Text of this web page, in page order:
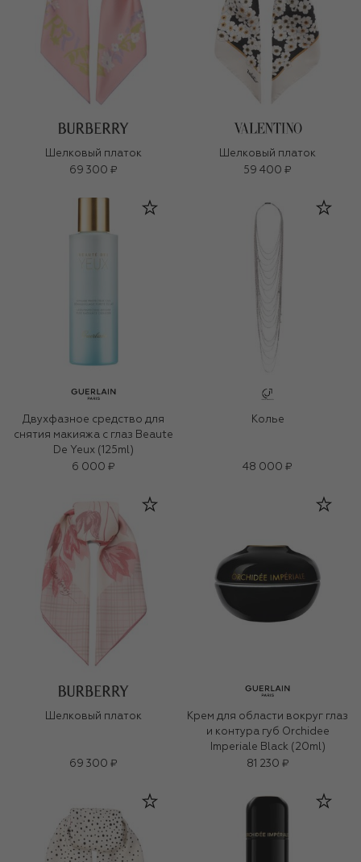
Шелковый платок
69 300 ₽
Шелковый платок
59 400 ₽
Двухфазное средство для
снятия макияжа с глаз Beaute
De Yeux (125ml)
6 000 ₽
Колье
48 000 ₽
Шелковый платок
69 300 ₽
Крем для области вокруг глаз
и контура губ Orchidee
Imperiale Black (20ml)
81 230 ₽